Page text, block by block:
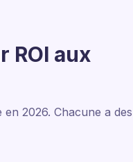
ROI aux
2026. Chacune a des